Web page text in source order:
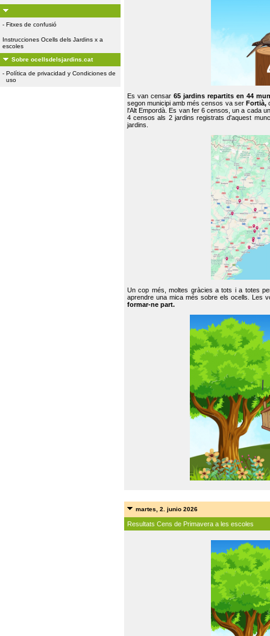
- Fitxes de confusió
Instrucciones Ocells dels Jardins x a
escoles
Sobre ocellsdelsjardins.cat
- Política de privacidad y Condiciones de
uso
Es van censar65 jardins repartits en 44
segon municipi amb més censos va ser Fortià,
l'Alt Empordà. Es van fer 6 censos, un a cada
4 censos als 2 jardins registrats d'aquest
jardins.
Un cop més, moltes gràcies a tots i a totes
aprendre una mica més sobre els ocells. Les
formar-ne part.
martes, 2. junio 2026
Resultats Cens de Primavera a les escoles